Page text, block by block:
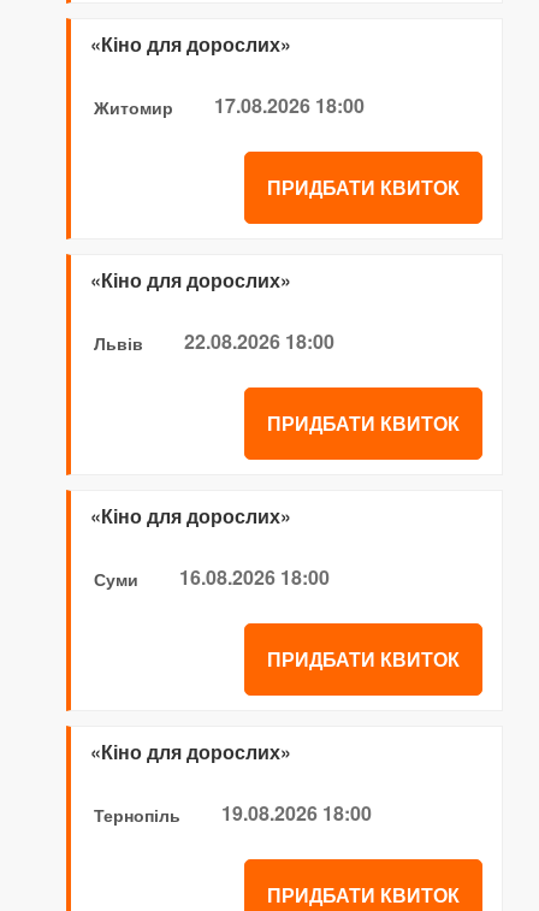
«Кіно для дорослих»
Житомир 17.08.2026 18:00
ПРИДБАТИ КВИТОК
«Кіно для дорослих»
Львів 22.08.2026 18:00
ПРИДБАТИ КВИТОК
«Кіно для дорослих»
Суми 16.08.2026 18:00
ПРИДБАТИ КВИТОК
«Кіно для дорослих»
Тернопіль 19.08.2026 18:00
ПРИДБАТИ КВИТОК